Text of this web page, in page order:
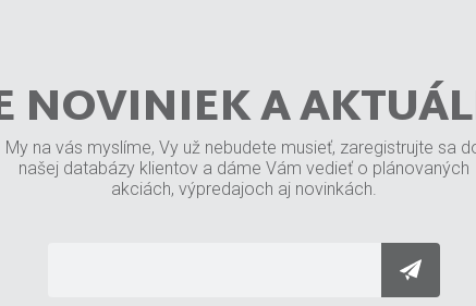
NOVINIEK A
My na vás myslíme, Vy už nebudete musieť, zaregistrujte sa
našej databázy klientov a dáme Vám vedieť o plánovaných
akciách, výpredajoch aj novinkách.